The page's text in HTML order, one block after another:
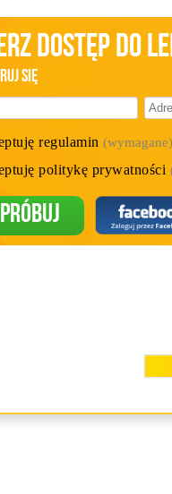
dostęp do
się
regulamin(wymagane)
politykę prywatności